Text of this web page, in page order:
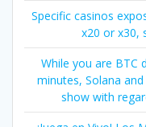
Specific casinos
x20 or x30,
While you are BTC
minutes, Solana
show with